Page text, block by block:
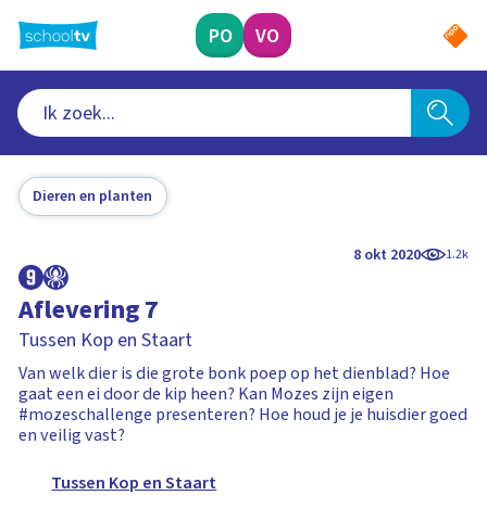
naar
hoofdinhoud
PO VO
Dieren en planten
8 okt 2020 1.2k
Aflevering 7
Tussen Kop en Staart
Van welk dier is die grote bonk poep op het dienblad? Hoe
gaat een ei door de kip heen? Kan Mozes zijn eigen
#mozeschallenge presenteren? Hoe houd je je huisdier goed
en veilig vast?
Tussen Kop en Staart